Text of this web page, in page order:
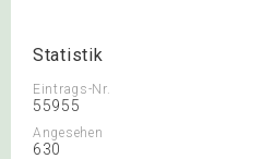
Statistik
Eintrags-Nr.
55955
Angesehen
630